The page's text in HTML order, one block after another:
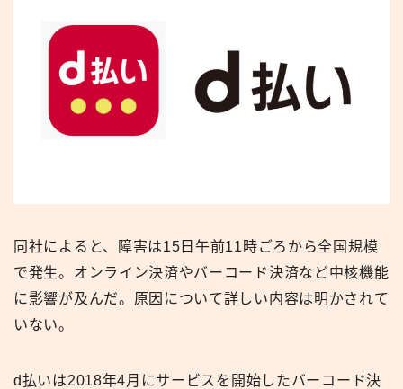
同社によると、障害は15日午前11時ごろから全国規模
で発生。オンライン決済やバーコード決済など中核機能
に影響が及んだ。原因について詳しい内容は明かされて
いない。
d払いは2018年4月にサービスを開始したバーコード決